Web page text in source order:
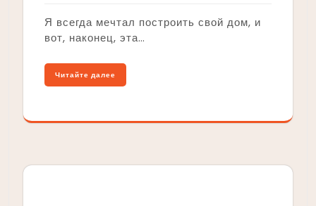
Я всегда мечтал построить свой дом, и
вот, наконец, эта…
Читайте далее